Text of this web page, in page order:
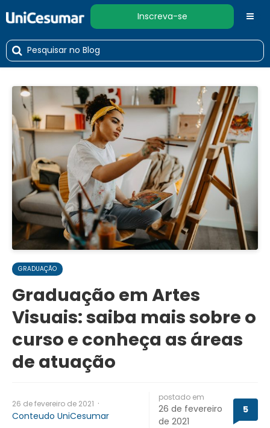
Inscreva-se
GRADUAÇÃO
Graduação em Artes
Visuais: saiba mais sobre o
curso e conheça as áreas
de atuação
26 de fevereiro de 2021 ·
Conteudo UniCesumar
postado em
26 de fevereiro
de 2021
5